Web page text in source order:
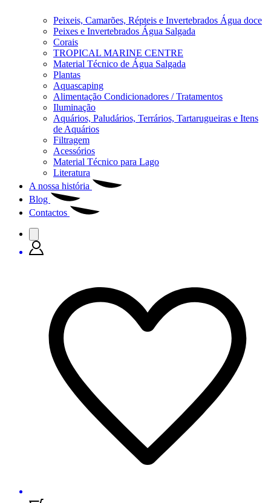
Peixeis, Camarões, Répteis e Invertebrados Água doce
Peixes e Invertebrados Água Salgada
Corais
TROPICAL MARINE CENTRE
Material Técnico de Água Salgada
Plantas
Aquascaping
Alimentação Condicionadores / Tratamentos
Iluminação
Aquários, Paludários, Terrários, Tartarugueiras e Itens
de Aquários
Filtragem
Acessórios
Material Técnico para Lago
Literatura
A nossa história
Blog
Contactos